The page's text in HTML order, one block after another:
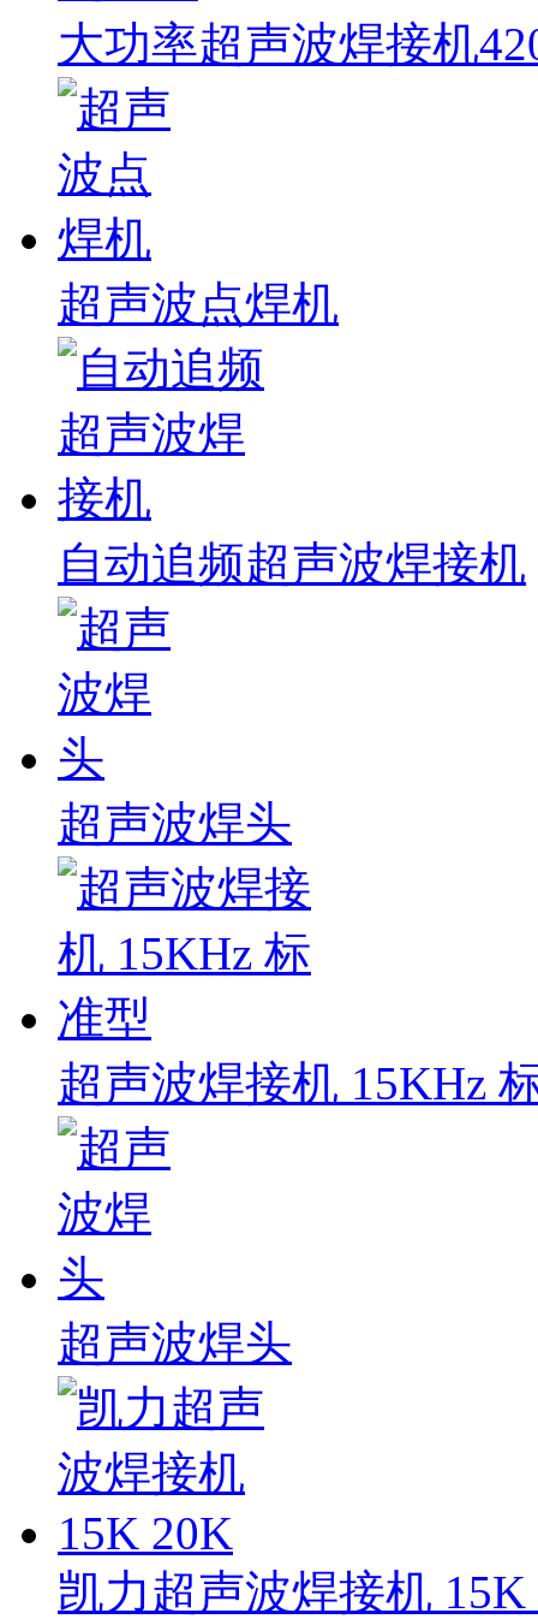
大功率超声波焊接机
超声波点焊机
自动追频超声波焊接机
超声波焊头
超声波焊接机 15KHz
超声波焊头
凯力超声波焊接机 15K